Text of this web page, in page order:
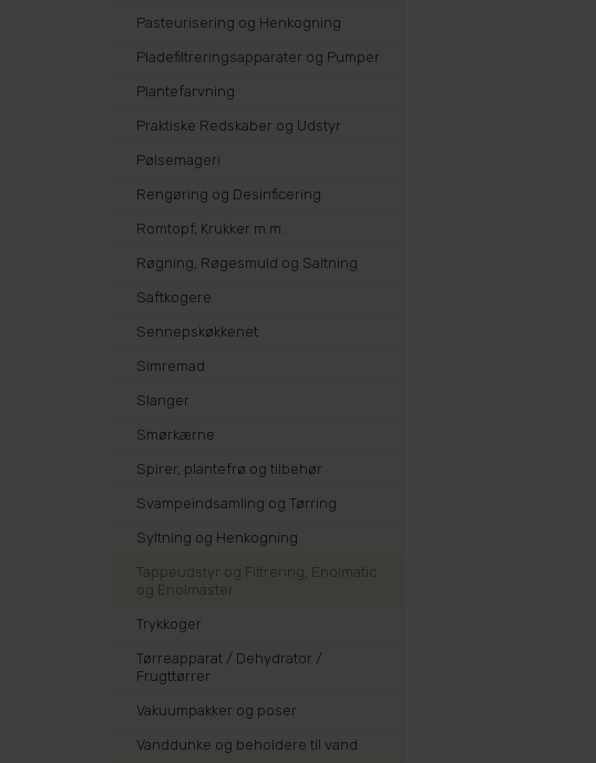
Pasteurisering og Henkogning
Pladefiltreringsapparater og Pumper
Plantefarvning
Praktiske Redskaber og Udstyr
Pølsemageri
Rengøring og Desinficering
Romtopf, Krukker m.m.
Røgning, Røgesmuld og Saltning
Saftkogere
Sennepskøkkenet
Simremad
Slanger
Smørkærne
Spirer, plantefrø og tilbehør
Svampeindsamling og Tørring
Syltning og Henkogning
Tappeudstyr og Filtrering, Enolmatic
og Enolmaster
Trykkoger
Tørreapparat / Dehydrator /
Frugttørrer
Vakuumpakker og poser
Vanddunke og beholdere til vand